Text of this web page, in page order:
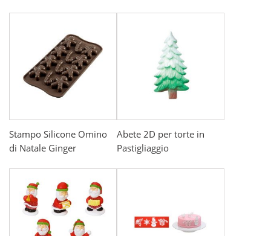
Stampo Silicone Omino
di Natale Ginger
Abete 2D per torte in
Pastigliaggio